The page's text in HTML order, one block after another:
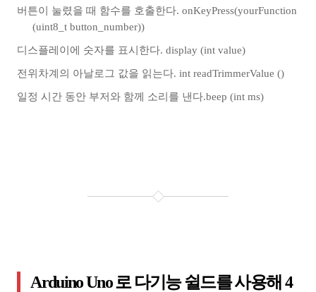
버튼이 눌렸을 때 함수를 호출한다. onKeyPress(yourFunction
(uint8_t button_number))
디스플레이에 숫자를 표시한다. display (int value)
전위차계의 아날로그 값을 읽는다. int readTrimmerValue ()
일정 시간 동안 부저와 함께 소리를 낸다.beep (int ms)
Arduino Uno 로 다기능 쉴드를 사용해 4